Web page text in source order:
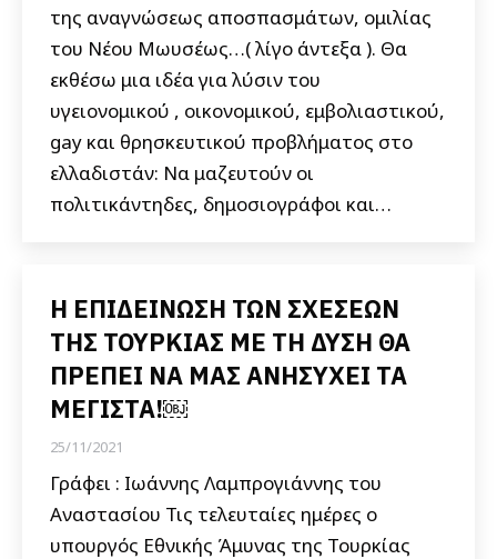
της αναγνώσεως αποσπασμάτων, ομιλίας
του Νέου Μωυσέως…( λίγο άντεξα ). Θα
εκθέσω μια ιδέα για λύσιν του
υγειονομικού , οικονομικού, εμβολιαστικού,
gay και θρησκευτικού προβλήματος στο
ελλαδιστάν: Να μαζευτούν οι
πολιτικάντηδες, δημοσιογράφοι και…
H ΕΠΙΔΕΙΝΩΣΗ ΤΩΝ ΣΧΕΣΕΩΝ
ΤΗΣ ΤΟΥΡΚΙΑΣ ΜΕ ΤΗ ΔΥΣΗ ΘΑ
ΠΡΕΠΕΙ ΝΑ ΜΑΣ ΑΝΗΣΥΧΕΙ ΤΑ
ΜΕΓΙΣΤΑ!￼
25/11/2021
Γράφει : Ιωάννης Λαμπρογιάννης του
Αναστασίου Τις τελευταίες ημέρες ο
υπουργός Εθνικής Άμυνας της Τουρκίας